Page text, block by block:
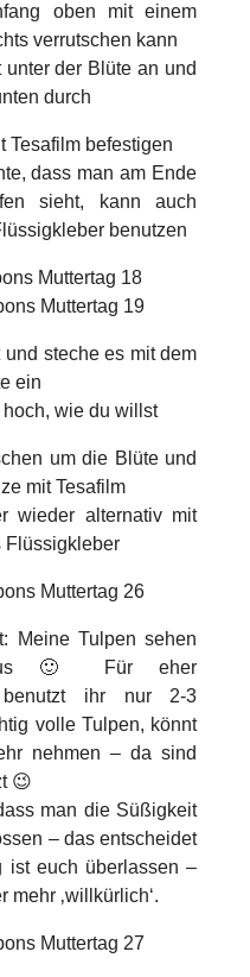
oben mit einem
verrutschen kann
der Blüte an und
durch
Tesafilm befestigen
dass man am Ende
sieht, kann auch
benutzen
steche es mit dem
ein
wie du willst
um die Blüte und
mit Tesafilm
wieder alternativ mit
Flüssigkleber
Meine Tulpen sehen
aus 🙂 Für eher
benutzt ihr nur 2-3
volle Tulpen, könnt
nehmen – da sind
😉
man die Süßigkeit
– das entscheidet
ist euch überlassen –
mehr ‚willkürlich‘.